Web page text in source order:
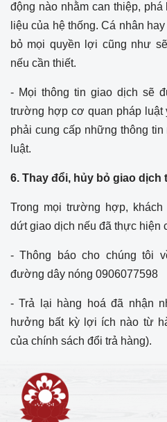
động nào nhằm can thiệp,
liệu của hệ thống. Cá nhân
bỏ mọi quyền lợi cũng như
nếu cần thiết.
- Mọi thông tin giao dịch sẽ
trường hợp cơ quan pháp luật
phải cung cấp những thông
luật.
6. Thay đổi, hủy bỏ giao dịch
Trong mọi trường hợp,
dứt giao dịch nếu đã thực hiện
- Thông báo cho chúng tôi
đường dây nóng 0906077598
- Trả lại hàng hoá đã nhận
hưởng bất kỳ lợi ích nào từ
của chính sách đổi trả hàng).